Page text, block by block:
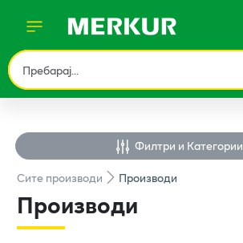
Филтри и Категории
Ситепроизводи Производи
Производи